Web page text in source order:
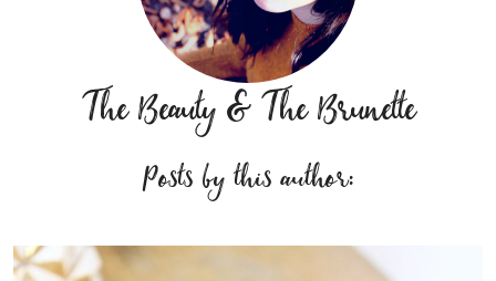
The Beauty & The Brunette
Posts by this author: